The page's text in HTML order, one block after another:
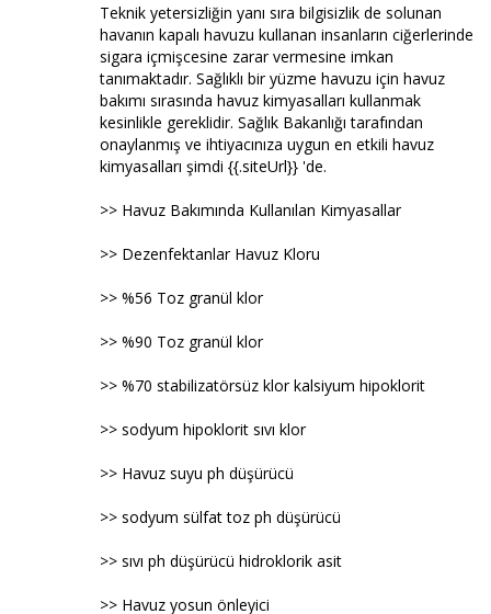
Teknik yetersizliğin yanı sıra bilgisizlik de solunan
havanın kapalı havuzu kullanan insanların ciğerlerinde
sigara içmişcesine zarar vermesine imkan
tanımaktadır. Sağlıklı bir yüzme havuzu için havuz
bakımı sırasında havuz kimyasalları kullanmak
kesinlikle gereklidir. Sağlık Bakanlığı tarafından
onaylanmış ve ihtiyacınıza uygun en etkili havuz
kimyasalları şimdi {{.siteUrl}} 'de.
>> Havuz Bakımında Kullanılan Kimyasallar
>> Dezenfektanlar Havuz Kloru
>> %56 Toz granül klor
>> %90 Toz granül klor
>> %70 stabilizatörsüz klor kalsiyum hipoklorit
>> sodyum hipoklorit sıvı klor
>> Havuz suyu ph düşürücü
>> sodyum sülfat toz ph düşürücü
>> sıvı ph düşürücü hidroklorik asit
>> Havuz yosun önleyici